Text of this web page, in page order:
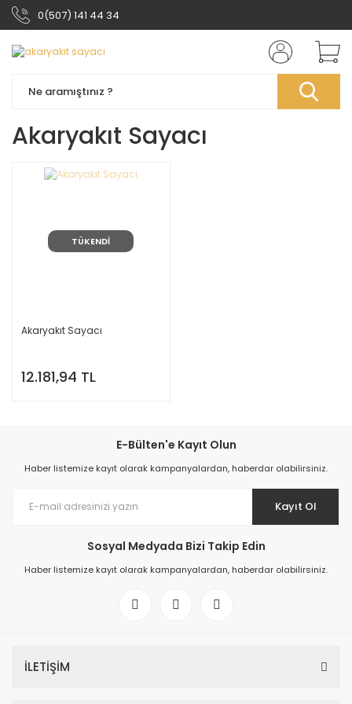
0(507) 141 44 34
Akaryakıt Sayacı
TÜKENDİ
Akaryakıt Sayacı
12.181,94 TL
E-Bülten'e Kayıt Olun
Haber listemize kayıt olarak kampanyalardan, haberdar olabilirsiniz.
Kayıt Ol
Sosyal Medyada Bizi Takip Edin
Haber listemize kayıt olarak kampanyalardan, haberdar olabilirsiniz.
İLETİŞİM